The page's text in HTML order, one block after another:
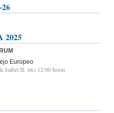
2025
Europeo
Isabel II, s/n) 12:00 horas